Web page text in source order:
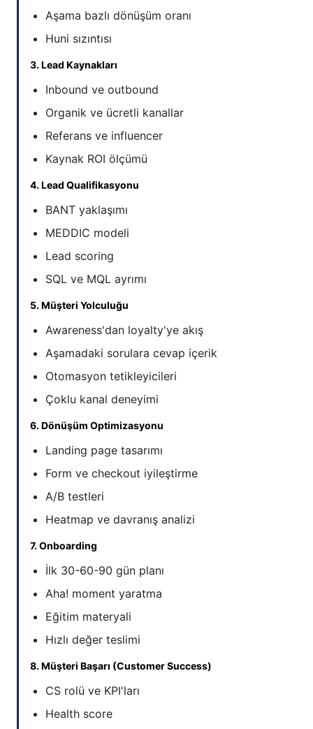
Aşama bazlı dönüşüm oranı
Huni sızıntısı
3. Lead Kaynakları
Inbound ve outbound
Organik ve ücretli kanallar
Referans ve influencer
Kaynak ROI ölçümü
4. Lead Qualifikasyonu
BANT yaklaşımı
MEDDIC modeli
Lead scoring
SQL ve MQL ayrımı
5. Müşteri Yolculuğu
Awareness'dan loyalty'ye akış
Aşamadaki sorulara cevap içerik
Otomasyon tetikleyicileri
Çoklu kanal deneyimi
6. Dönüşüm Optimizasyonu
Landing page tasarımı
Form ve checkout iyileştirme
A/B testleri
Heatmap ve davranış analizi
7. Onboarding
İlk 30-60-90 gün planı
Aha! moment yaratma
Eğitim materyali
Hızlı değer teslimi
8. Müşteri Başarı (Customer Success)
CS rolü ve KPI'ları
Health score